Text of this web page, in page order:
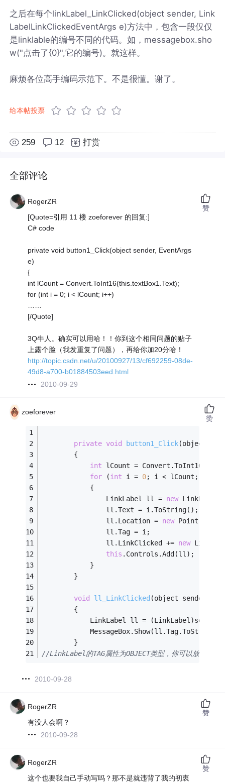
之后在每个linkLabel_LinkClicked(object sender, Link
LabelLinkClickedEventArgs e)方法中，包含一段仅仅
是linklable的编号不同的代码。如，messagebox.sho
w("点击了{0}",它的编号)。就这样。
麻烦各位高手编码示范下。不是很懂。谢了。
给本帖投票
259 12 打赏
全部评论
RogerZR
[Quote=引用 11 楼 zoeforever 的回复:]
C# code
private void button1_Click(object sender, EventArgs
e)
{
int lCount = Convert.ToInt16(this.textBox1.Text);
for (int i = 0; i < lCount; i++)
……
[/Quote]
3Q牛人。确实可以用哈！！你到这个相同问题的贴子
上露个脸（我发重复了问题），再给你加20分哈！
http://topic.csdn.net/u/20100927/13/cf692259-08de-
49d8-a700-b01884503eed.html
2010-09-29
赞
zoeforever
private void button1_Click(object
        {
int lCount = Convert.ToInt16(
for (int i = 0; i < lCount; i++)
            {
                LinkLabel ll =
new
                ll.Text = i.ToString();
                ll.Location =
new Point(
                ll.Tag = i;
                ll.LinkClicked +=
new
this .Controls.Add(ll);
            }
        }
void ll_LinkClicked (object sender,
        {
            LinkLabel ll = (LinkLabel)sender;
        }
//LinkLabel的TAG属性为OBJECT类型，你可以放入任何
2010-09-28
赞
RogerZR
有没人会啊？
2010-09-28
赞
RogerZR
这个也要我自己手动写吗？那不是就违背了我的初衷
赞